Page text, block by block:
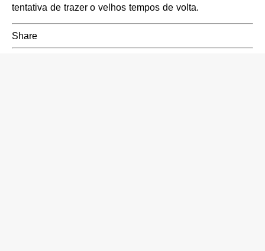
tentativa de trazer o velhos tempos de volta.
Share